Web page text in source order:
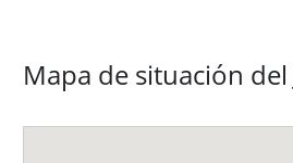
Mapa de situación del